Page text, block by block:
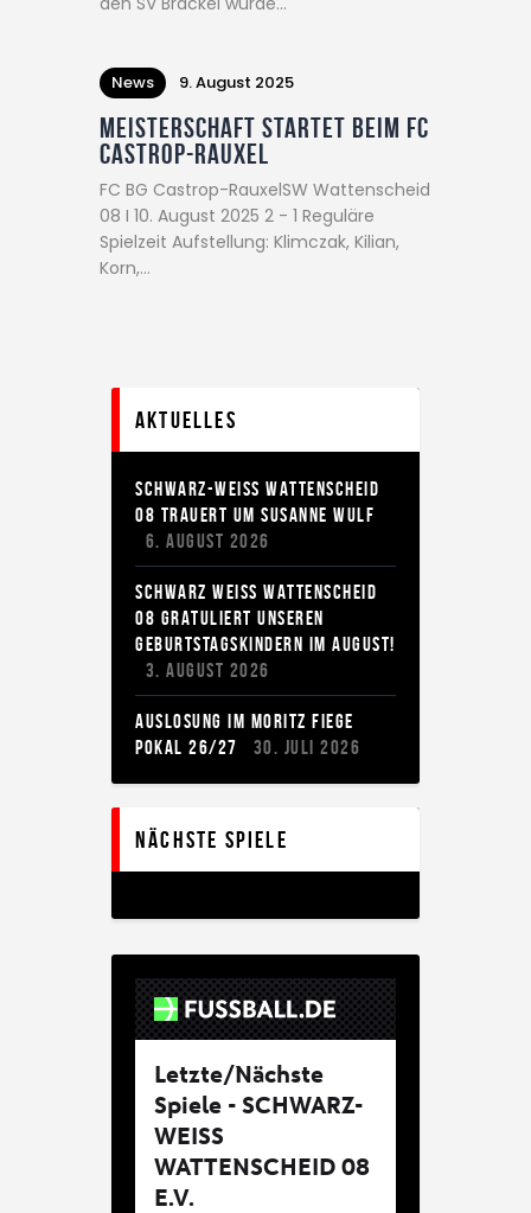
News 9. August 2025
Meisterschaft startet beim FC
Castrop-Rauxel
FC BG Castrop-RauxelSW Wattenscheid
08 I 10. August 2025 2 - 1 Reguläre
Spielzeit Aufstellung: Klimczak, Kilian,
Korn,…
Aktuelles
SCHWARZ-WEISS WATTENSCHEID
08 TRAUERT UM SUSANNE WULF
6. AUGUST 2026
SCHWARZ WEISS WATTENSCHEID 0
8 GRATULIERT UNSEREN G
EBURTSTAGSKINDERN IM AUGUST!
3. AUGUST 2026
AUSLOSUNG IM MORITZ FIEGE
POKAL 26/27
30. JULI 2026
Nächste Spiele